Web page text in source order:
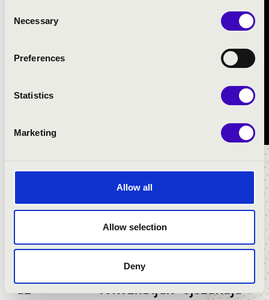
Selection
Necessary
Preferences
Statistics
Marketing
Allow all
Allow selection
Deny
az
Hová
fokozhatjuk éjszakája